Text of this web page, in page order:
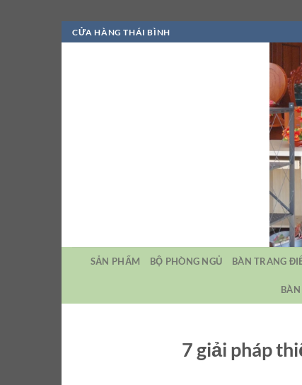
Bỏ
qua
CỬA HÀNG THÁI BÌNH
SẢN PHẨM BỘ PHÒNG NGỦ BÀN TRANG
7 giải pháp